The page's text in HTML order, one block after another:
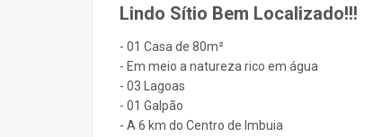
Lindo Sítio Bem Localizado!!!
- 01 Casa de 80m²
- Em meio a natureza rico em água
- 03 Lagoas
- 01 Galpão
- A 6 km do Centro de Imbuia